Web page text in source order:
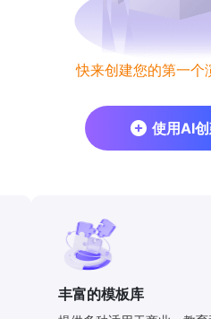
快来创建您的第一个
使用AI
丰富的模板库